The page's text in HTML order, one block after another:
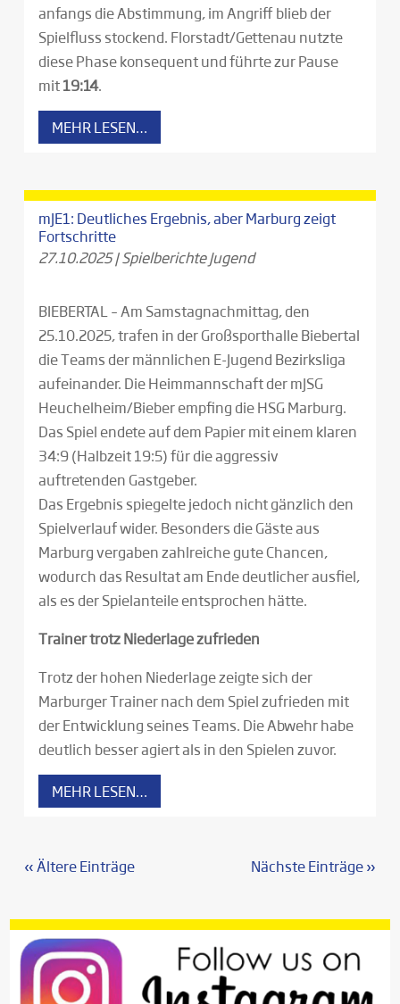
anfangs die Abstimmung, im Angriff blieb der
Spielfluss stockend. Florstadt/Gettenau nutzte
diese Phase konsequent und führte zur Pause
mit19:14.
MEHR LESEN…
mJE1: Deutliches Ergebnis, aber Marburg zeigt
Fortschritte
27.10.2025|Spielberichte Jugend
BIEBERTAL – Am Samstagnachmittag, den
25.10.2025, trafen in der Großsporthalle Biebertal
die Teams der männlichen E-Jugend Bezirksliga
aufeinander. Die Heimmannschaft der mJSG
Heuchelheim/Bieber empfing die HSG Marburg.
Das Spiel endete auf dem Papier mit einem klaren
34:9 (Halbzeit 19:5) für die aggressiv
auftretenden Gastgeber.
Das Ergebnis spiegelte jedoch nicht gänzlich den
Spielverlauf wider. Besonders die Gäste aus
Marburg vergaben zahlreiche gute Chancen,
wodurch das Resultat am Ende deutlicher ausfiel,
als es der Spielanteile entsprochen hätte.
Trainer trotz Niederlage zufrieden
Trotz der hohen Niederlage zeigte sich der
Marburger Trainer nach dem Spiel zufrieden mit
der Entwicklung seines Teams. Die Abwehr habe
deutlich besser agiert als in den Spielen zuvor.
MEHR LESEN…
« Ältere Einträge Nächste Einträge »